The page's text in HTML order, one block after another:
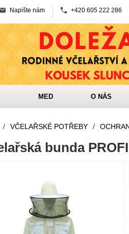
Napište nám +420 605 222 286
MED O NÁS
/ VČELAŘSKÉ POTŘEBY /
bunda